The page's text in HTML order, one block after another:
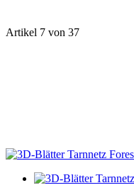
Artikel 7 von 37